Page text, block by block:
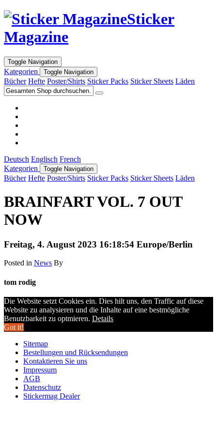
Sticker
Magazine
Toggle Navigation
Kategorien Toggle Navigation
Bücher Hefte Poster/Shirts Sticker Packs Sticker Sheets Läden
Deutsch Englisch French
Kategorien
Toggle Navigation
Bücher Hefte Poster/Shirts Sticker Packs Sticker Sheets Läden
BRAINFART VOL. 7 OUT
NOW
Freitag, 4. August 2023 16:18:54 Europe/Berlin
Posted in News By
tom rodig
Die Website setzt Cookies ein. Dies hilt uns, den Traffic auf diese
Website zu analysieren und die Inhalte auf eine bestmögliche
Benutzbarkeit zu optmieren. Details
Got it!
Sitemap
Bestellungen und Rücksendungen
Kontaktieren Sie uns
Impressum
AGB
Datenschutz
Stickermag Dealer